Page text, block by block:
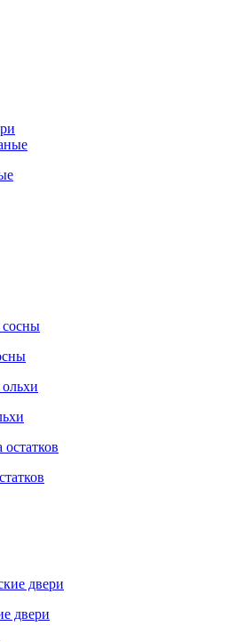
двери